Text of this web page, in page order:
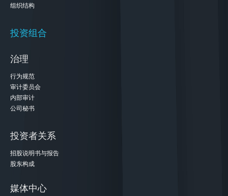
组织结构
投资组合
治理
行为规范
审计委员会
内部审计
公司秘书
投资者关系
招股说明书与报告
股东构成
媒体中心